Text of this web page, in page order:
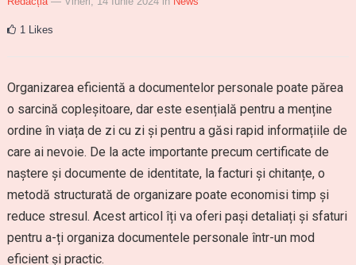
1 Likes
Organizarea eficientă a documentelor personale poate părea
o sarcină copleșitoare, dar este esențială pentru a menține
ordine în viața de zi cu zi și pentru a găsi rapid informațiile de
care ai nevoie. De la acte importante precum certificate de
naștere și documente de identitate, la facturi și chitanțe, o
metodă structurată de organizare poate economisi timp și
reduce stresul. Acest articol îți va oferi pași detaliați și sfaturi
pentru a-ți organiza documentele personale într-un mod
eficient și practic.